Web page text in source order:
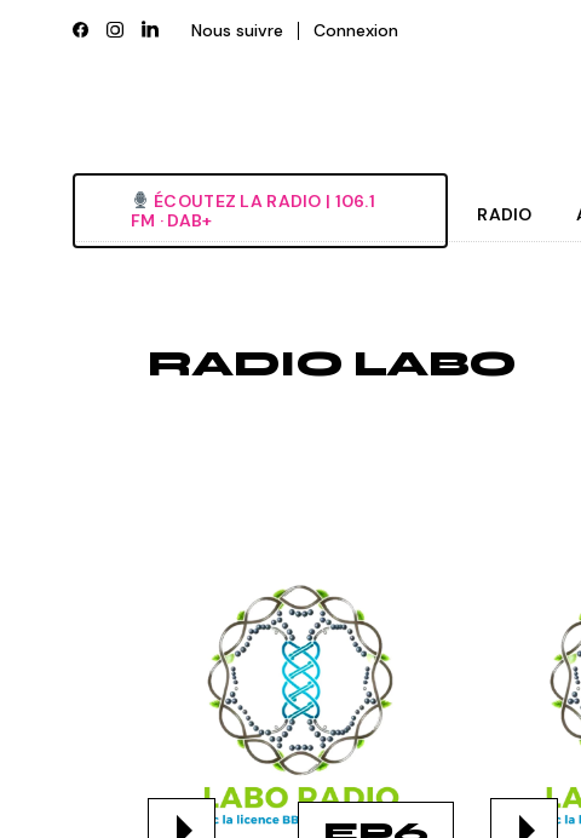
Nous suivre Connexion
ÉCOUTEZ LA RADIO‎ | ‎106.1
FM · DAB+
RADIO
L’équipe RJR
RADIO LABO